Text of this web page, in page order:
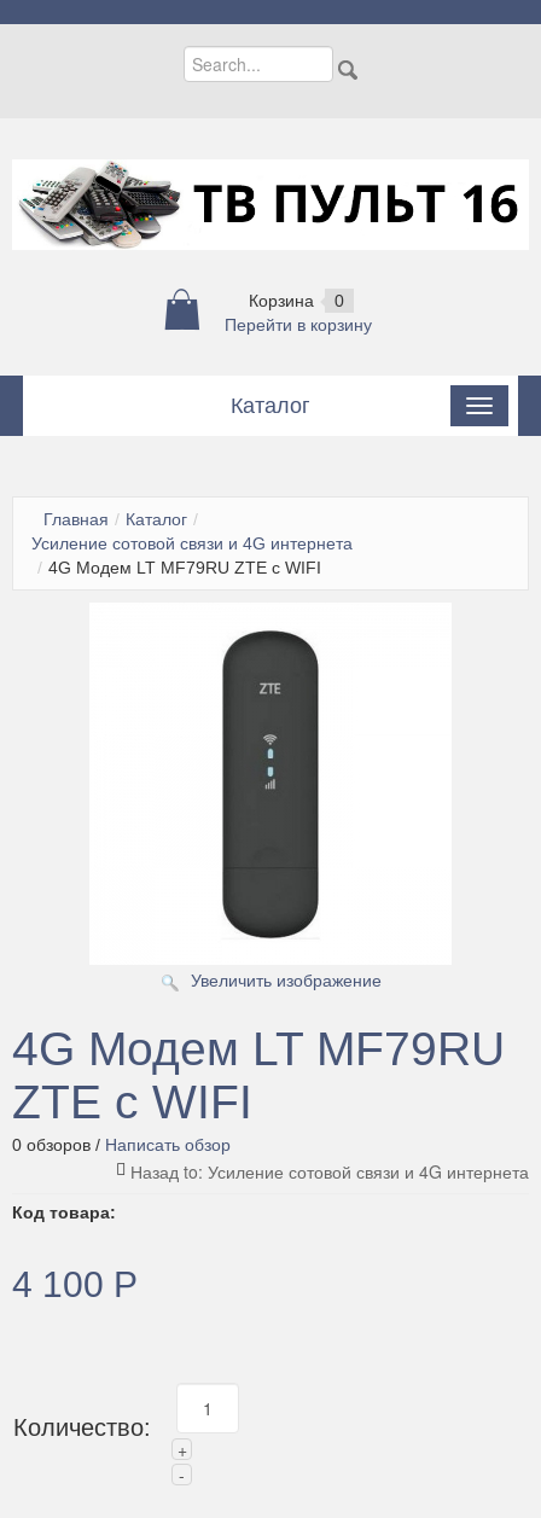
Корзина
0
Перейти в корзину
Каталог
Цифровые приставки
Чехлы для пультов
Усиление сотовой связи и 4G интернета
Главная / Каталог /
Усиление сотовой связи и 4G интернета
/ 4G Модем LT MF79RU ZTE с WIFI
Увеличить изображение
4G Модем LT MF79RU
ZTE с WIFI
0 обзоров / Написать обзор
Код товара:
4 100 Р
Количество: